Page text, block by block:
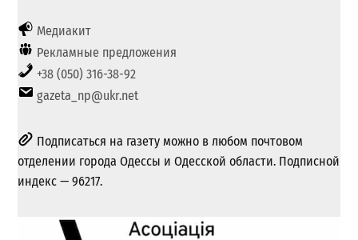
Медиакит
Рекламные предложения
+38 (050) 316-38-92
gazeta_np@ukr.net
Подписаться на газету можно в любом почтовом
отделении города Одессы и Одесской области. Подписной
индекс — 96217.